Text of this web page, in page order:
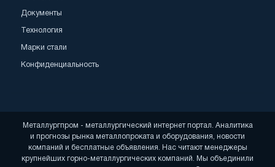
Документы
Технология
Марки стали
Конфиденциальность
Металлургпром - металлургический интернет портал. Аналитика
и прогнозы рынка металлопроката и оборудования, новости
компаний и бесплатные объявления. Нас читают менеджеры
крупнейших горно-металлургических компаний. Мы объединили